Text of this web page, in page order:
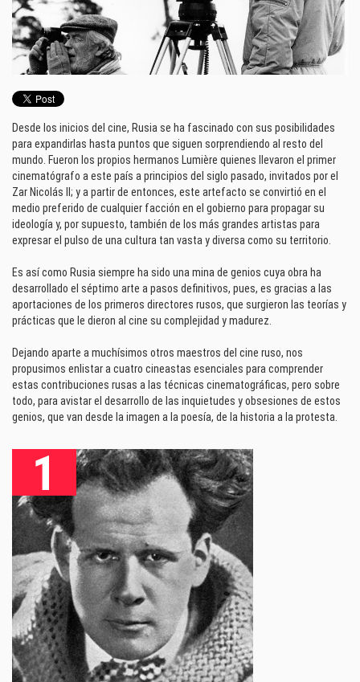
Desde los inicios del cine, Rusia se ha fascinado con sus posibilidades
para expandirlas hasta puntos que siguen sorprendiendo al resto del
mundo. Fueron los propios hermanos Lumière quienes llevaron el primer
cinematógrafo a este país a principios del siglo pasado, invitados por el
Zar Nicolás II; y a partir de entonces, este artefacto se convirtió en el
medio preferido de cualquier facción en el gobierno para propagar su
ideología y, por supuesto, también de los más grandes artistas para
expresar el pulso de una cultura tan vasta y diversa como su territorio.
Es así como Rusia siempre ha sido una mina de genios cuya obra ha
desarrollado el séptimo arte a pasos definitivos, pues, es gracias a las
aportaciones de los primeros directores rusos, que surgieron las teorías y
prácticas que le dieron al cine su complejidad y madurez.
Dejando aparte a muchísimos otros maestros del cine ruso, nos
propusimos enlistar a cuatro cineastas esenciales para comprender
estas contribuciones rusas a las técnicas cinematográficas, pero sobre
todo, para avistar el desarrollo de las inquietudes y obsesiones de estos
genios, que van desde la imagen a la poesía, de la historia a la protesta.